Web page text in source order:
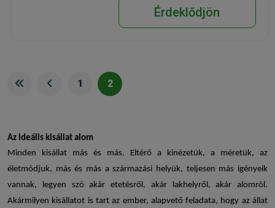
Érdeklődjön
1 2
Az ideális kisállat alom
Minden kisállat más és más. Eltérő a kinézetük, a méretük, az
életmódjuk, más és más a származási helyük, teljesen más igényeik
vannak, legyen szó akár etetésről, akár lakhelyről, akár alomról.
Akármilyen kisállatot is tart az ember, alapvető feladata, hogy az állat